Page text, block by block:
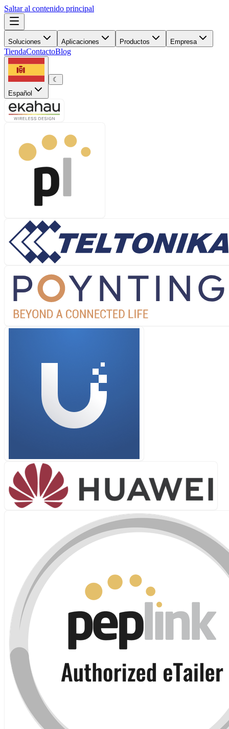
Saltar al contenido principal
Soluciones Aplicaciones Productos Empresa
TiendaContactoBlog
Español
☾